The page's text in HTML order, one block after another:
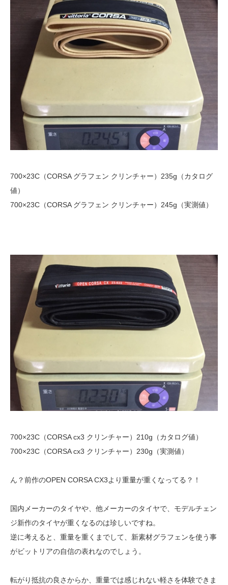
700×23C（CORSA グラフェン クリンチャー）235g（カタログ
値）
700×23C（CORSA グラフェン クリンチャー）245g（実測値）
700×23C（CORSA cx3 クリンチャー）210g（カタログ値）
700×23C（CORSA cx3 クリンチャー）230g（実測値）
ん？前作のOPEN CORSA CX3より重量が重くなってる？！
国内メーカーのタイヤや、他メーカーのタイヤで、モデルチェン
ジ新作のタイヤが重くなるのは珍しいですね。
逆に考えると、重量を重くまでして、新素材グラフェンを使う事
がビットリアの自信の表れなのでしょう。
転がり抵抗の良さからか、重量では感じれない軽さを体験できま